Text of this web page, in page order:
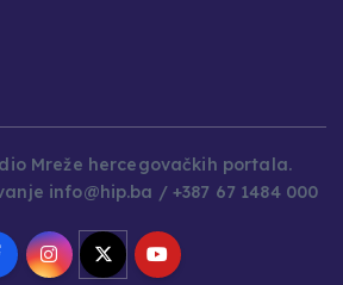
Mreže hercegovačkih portala.